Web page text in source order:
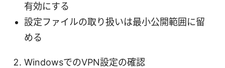
有効にする
設定ファイルの取り扱いは最小公開範囲に留
める
WindowsでのVPN設定の確認